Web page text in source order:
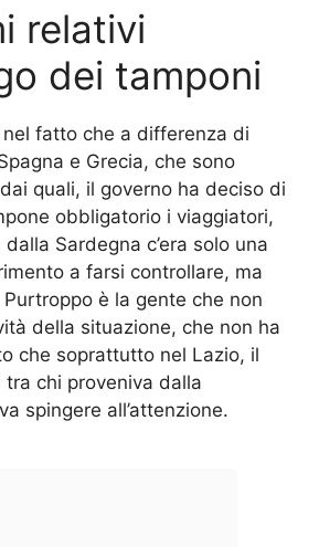
relativi
dei tamponi
fatto che a differenza di
e Grecia, che sono
quali, il governo ha deciso di
obbligatorio i viaggiatori,
Sardegna c’era solo una
a farsi controllare, ma
è la gente che non
della situazione, che non ha
che soprattutto nel Lazio, il
chi proveniva dalla
spingere all’attenzione.